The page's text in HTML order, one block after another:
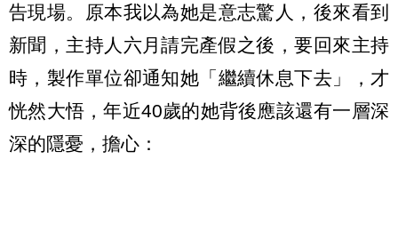
告現場。原本我以為她是意志驚人，後來看到
新聞，主持人六月請完產假之後，要回來主持
時，製作單位卻通知她「繼續休息下去」，才
恍然大悟，年近40歲的她背後應該還有一層深
深的隱憂，擔心：